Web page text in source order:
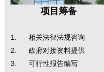
项目筹备
1. 相关法律法规咨询
2. 政府对接资料提供
3. 可行性报告编写